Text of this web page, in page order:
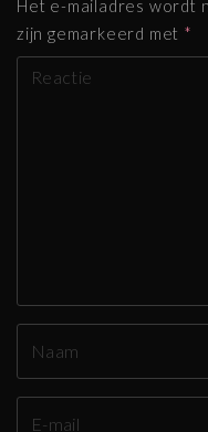
Het e-mailadres wordt
zijn gemarkeerd met *